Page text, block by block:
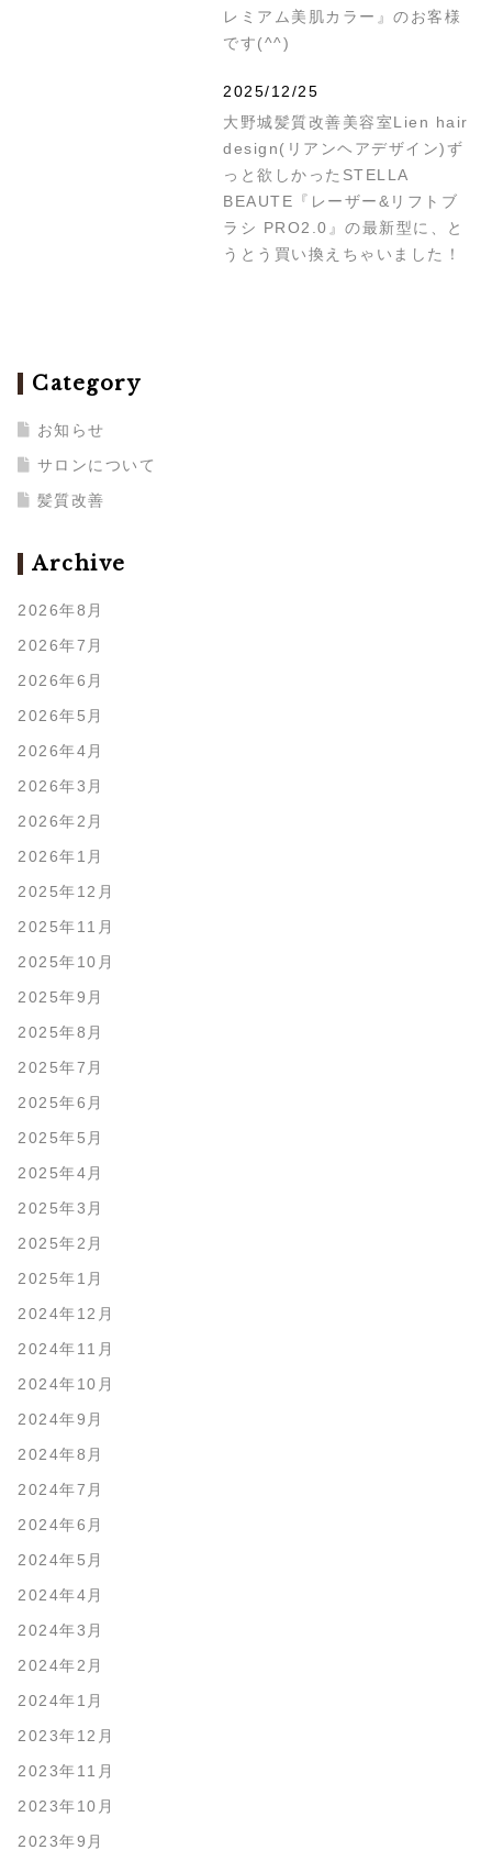
レミアム美肌カラー』のお客様
です(^^)
2025/12/25
大野城髪質改善美容室Lien hair
design(リアンヘアデザイン)ず
っと欲しかったSTELLA
BEAUTE『レーザー&リフトブ
ラシ PRO2.0』の最新型に、と
うとう買い換えちゃいました！
Category
お知らせ
サロンについて
髪質改善
Archive
2026年8月
2026年7月
2026年6月
2026年5月
2026年4月
2026年3月
2026年2月
2026年1月
2025年12月
2025年11月
2025年10月
2025年9月
2025年8月
2025年7月
2025年6月
2025年5月
2025年4月
2025年3月
2025年2月
2025年1月
2024年12月
2024年11月
2024年10月
2024年9月
2024年8月
2024年7月
2024年6月
2024年5月
2024年4月
2024年3月
2024年2月
2024年1月
2023年12月
2023年11月
2023年10月
2023年9月